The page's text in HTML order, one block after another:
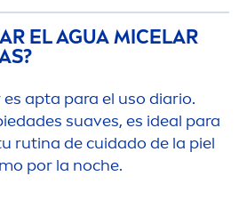
EL AGUA MICELAR
apta para el uso diario.
suaves, es ideal para
rutina de cuidado de la piel
por la noche.